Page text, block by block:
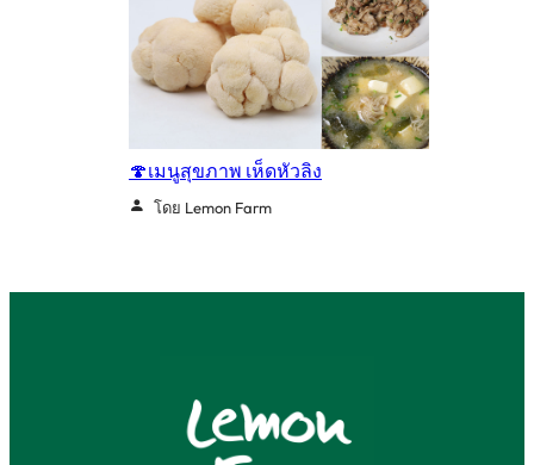
🍄เมนูสุขภาพ เห็ดหัวลิง
โดย Lemon Farm